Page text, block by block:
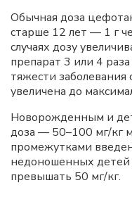
Обычная доза
старше 12 лет — 1 г
случаях дозу
препарат 3 или 4
тяжести
увеличена до
Новорожденным и
доза — 50–100 мг/кг
промежутками
недоношенных детей
превышать 50 мг/кг.